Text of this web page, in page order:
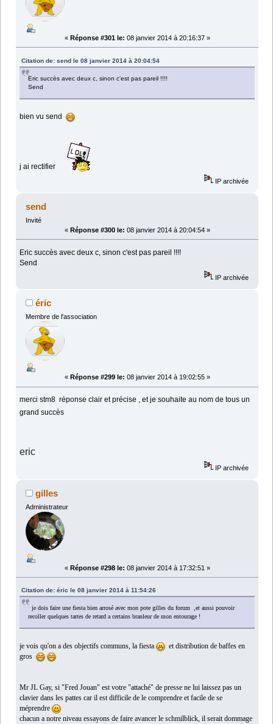
« Réponse #301 le: 08 janvier 2014 à 20:16:37 »
Citation de: send le 08 janvier 2014 à 20:04:54
Eric succès avec deux c, sinon c'est pas pareil !!!!
Send
bien vu send
j ai rectifier
IP archivée
send
Invité
« Réponse #300 le: 08 janvier 2014 à 20:04:54 »
Eric succès avec deux c, sinon c'est pas pareil !!!!
Send
IP archivée
éric
Membre de l'association
« Réponse #299 le: 08 janvier 2014 à 19:02:55 »
merci stm8 réponse clair et précise , et je souhaite au nom de tous un
grand succès
eric
IP archivée
gilles
Administrateur
« Réponse #298 le: 08 janvier 2014 à 17:32:51 »
Citation de: éric le 08 janvier 2014 à 11:54:26
je dois faire une fiesta bien arrosé avec mon pote gilles du forum ,et aussi pouvoir
recoller quelques tartes de retard a certains branleur de mon entourage !
je vois qu'on a des objectifs communs, la fiesta
et distribution de baffes en
gros
Mr JL Gay, si "Fred Jouan" est votre "attaché" de presse ne lui laissez pas un
clavier dans les pattes car il est difficile de le comprendre et facile de se
méprendre
chacuna notre niveau essayons de faire avancer le schmilblick, il serait dommage